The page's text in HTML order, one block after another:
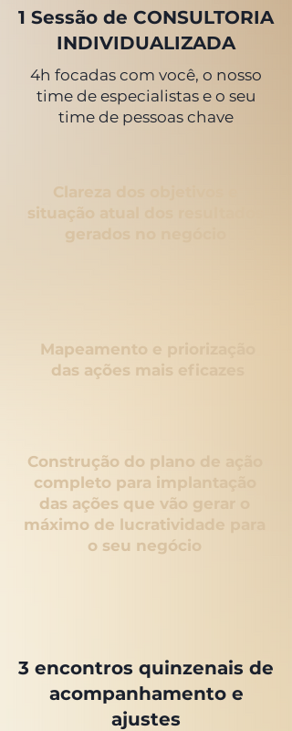
1 Sessão de CONSULTORIA
INDIVIDUALIZADA
4h focadas com você, o nosso
time de especialistas e o seu
time de pessoas chave
Clareza dos objetivos e
situação atual dos resultados
gerados no negócio
Mapeamento e priorização
das ações mais eficazes
Construção do plano de ação
completo para implantação
das ações que vão gerar o
máximo de lucratividade para
o seu negócio
3 encontros quinzenais de
acompanhamento e
ajustes